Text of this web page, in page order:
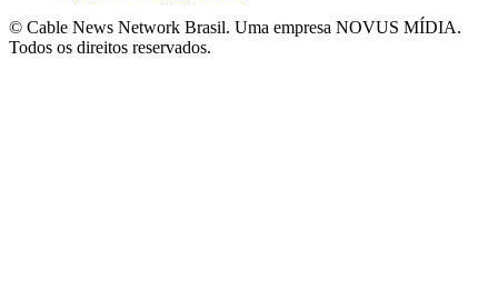
© Cable News Network Brasil. Uma empresa NOVUS MÍDIA.
Todos os direitos reservados.